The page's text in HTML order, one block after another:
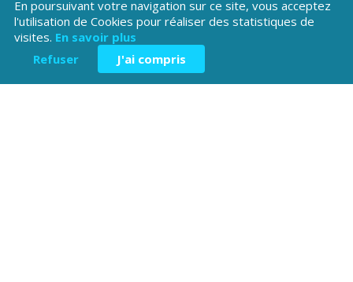
Valoriser
Restez informé des projets et des actualités du patrimoine des
Hautes-Alpes
En poursuivant votre navigation sur ce site, vous acceptez
l'utilisation de Cookies pour réaliser des statistiques de
visites. En savoir plus
Refuser
J'ai compris